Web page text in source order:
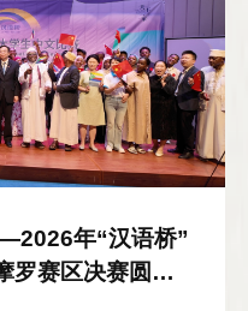
年“汉语桥”
罗赛区决赛圆满